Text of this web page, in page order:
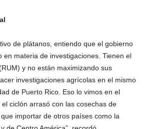
de plátanos, entiendo que el gobierno
en materia de investigaciones. Tienen el
y no están maximizando sus
investigaciones agrícolas en el mismo
de Puerto Rico. Eso lo vimos en el
ciclón arrasó con las cosechas de
importar de otros países como la